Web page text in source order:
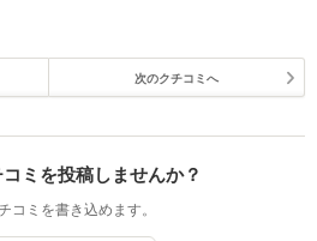
次のクチコミへ
ミを投稿しませんか？
コミを書き込めます。